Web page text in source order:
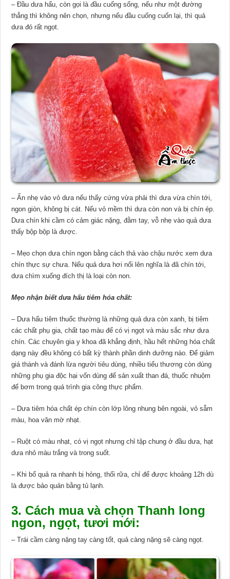
– Đầu dưa hấu, còn gọi là đầu cuống sống, nếu như một đường
thẳng thì không nên chọn, nhưng nếu đầu cuống cuốn lại, thì quả
dưa đó rất ngọt.
– Ấn nhẹ vào vỏ dưa nếu thấy cứng vừa phải thì dưa vừa chín tới,
ngon giòn, không bị cát. Nếu vỏ mềm thì dưa còn non và bị chín ép.
Dưa chín khi cầm có cảm giác nặng, đằm tay, vỗ nhẹ vào quả dưa
thấy bộp bộp là được.
– Mẹo chọn dưa chín ngon bằng cách thả vào chậu nước xem dưa
chín thực sự chưa. Nếu quả dưa hơi nổi lên nghĩa là đã chín tới,
dưa chìm xuống đích thị là loại còn non.
Mẹo nhận biết dưa hấu tiêm hóa chất:
– Dưa hấu tiêm thuốc thường là những quả dưa còn xanh, bị tiêm
các chất phụ gia, chất tạo màu để có vị ngọt và màu sắc như dưa
chín. Các chuyên gia y khoa đã khẳng định, hầu hết những hóa chất
dạng này đều không có bất kỳ thành phần dinh dưỡng nào. Để giảm
giá thành và đánh lừa người tiêu dùng, nhiều tiểu thương còn dùng
những phụ gia độc hại vốn dùng để sản xuất than đá, thuốc nhuộm
để bơm trong quá trình gia công thực phẩm.
– Dưa tiêm hóa chất ép chín còn lớp lông nhung bên ngoài, vỏ sẫm
màu, hoa văn mờ nhạt.
– Ruột có màu nhạt, có vị ngọt nhưng chỉ tập chung ở đầu dưa, hạt
dưa nhỏ màu trắng và trong suốt.
– Khi bổ quả ra nhanh bị hỏng, thối rữa, chỉ để được khoảng 12h dù
là được bảo quản bằng tủ lạnh.
3. Cách mua và chọn Thanh long
ngon, ngọt, tươi mới:
– Trái cầm càng nặng tay càng tốt, quả càng nặng sẽ càng ngọt.